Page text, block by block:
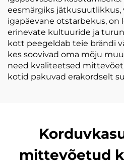
eesmärgiks jätkusuutlikkus,
igapäevane otstarbekus,
erinevate kultuuride ja
kott peegeldab teie brändi
kes soovivad oma mõju
need kvaliteetsed
kotid pakuvad erakordselt
mittevõetud